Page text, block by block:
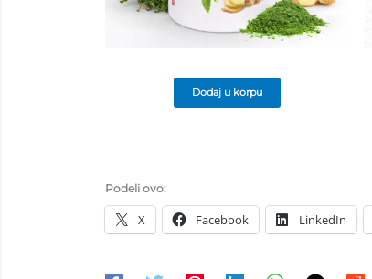
Dodaj u korpu
Podeli ovo:
X Facebook LinkedIn